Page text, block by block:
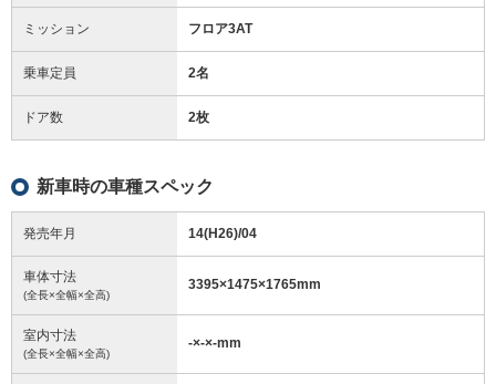
ミッション フロア3AT
乗車定員 2名
ドア数 2枚
新車時の車種スペック
発売年月 14(H26)/04
車体寸法
(全長×全幅×全高)
3395×1475×1765mm
室内寸法
(全長×全幅×全高)
-×-×-mm